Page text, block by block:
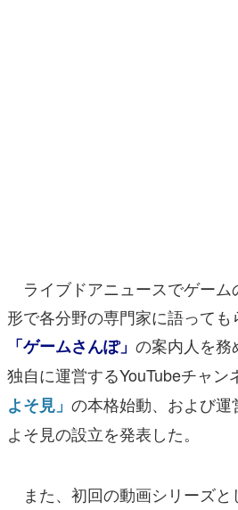
その他
電ファミニコゲーマーとは？
運営：株式会社マレ
ライブドアニュースでゲーム
形で各分野の専門家に語って
「ゲームさんぽ」 の案内人を務
独自に運営するYouTubeチャン
よそ見」 の本格始動、および
よそ見の設立を発表した。
また、初回の動画シリーズと